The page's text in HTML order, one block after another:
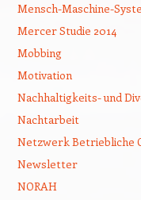
Mensch-Maschine-
Mercer Studie 2014
Mobbing
Motivation
Nachhaltigkeits- und
Nachtarbeit
Netzwerk Betriebliche
Newsletter
NORAH